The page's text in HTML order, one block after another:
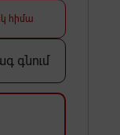
հիմա
գնում